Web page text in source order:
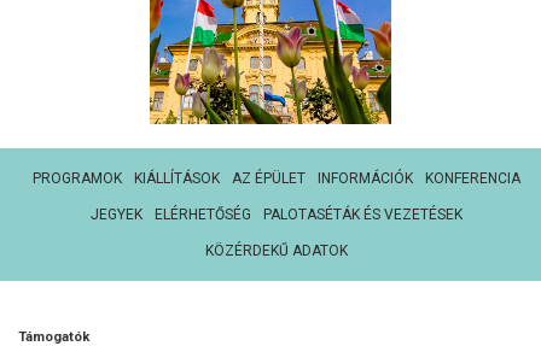
PROGRAMOK KIÁLLÍTÁSOK AZ ÉPÜLET INFORMÁCIÓK KONFERENCIA
JEGYEK ELÉRHETŐSÉG PALOTASÉTÁK ÉS VEZETÉSEK
KÖZÉRDEKŰ ADATOK
Támogatók